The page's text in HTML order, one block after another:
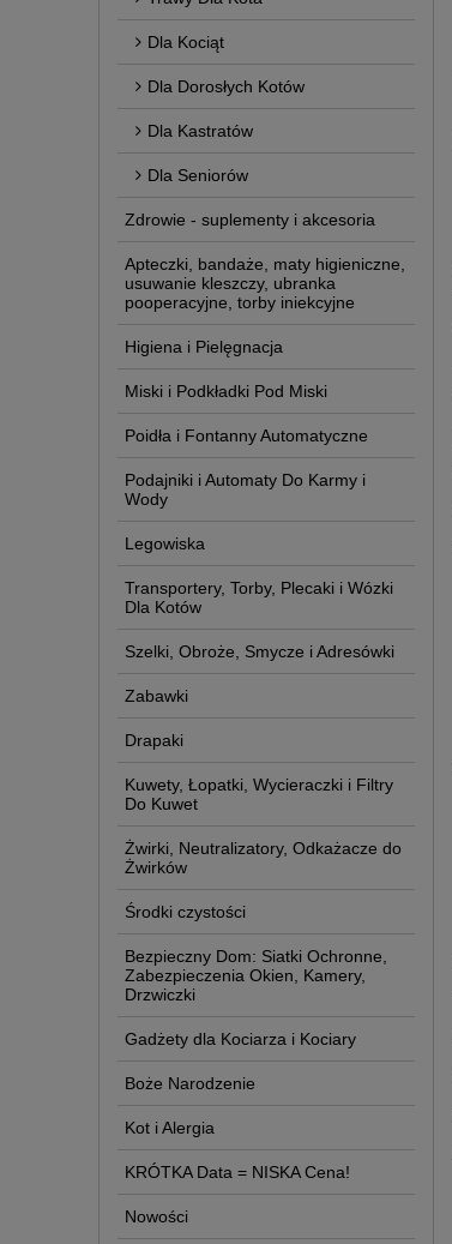
Dla Kociąt
Dla Dorosłych Kotów
Dla Kastratów
Dla Seniorów
Zdrowie - suplementy i akcesoria
Apteczki, bandaże, maty higieniczne,
usuwanie kleszczy, ubranka
pooperacyjne, torby iniekcyjne
Higiena i Pielęgnacja
Miski i Podkładki Pod Miski
Poidła i Fontanny Automatyczne
Podajniki i Automaty Do Karmy i
Wody
Legowiska
Transportery, Torby, Plecaki i Wózki
Dla Kotów
Szelki, Obroże, Smycze i Adresówki
Zabawki
Drapaki
Kuwety, Łopatki, Wycieraczki i Filtry
Do Kuwet
Żwirki, Neutralizatory, Odkażacze do
Żwirków
Środki czystości
Bezpieczny Dom: Siatki Ochronne,
Zabezpieczenia Okien, Kamery,
Drzwiczki
Gadżety dla Kociarza i Kociary
Boże Narodzenie
Kot i Alergia
KRÓTKA Data = NISKA Cena!
Nowości